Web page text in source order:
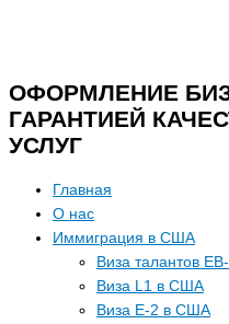
ОФОРМЛЕНИЕ
ГАРАНТИЕЙ
УСЛУГ
Главная
О нас
Иммиграция в США
Виза талантов
Виза L1 в США
Виза E-2 в США